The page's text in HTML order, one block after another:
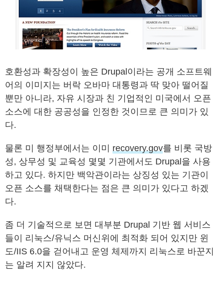
호환성과 확장성이 높은 Drupal이라는 공개 소프트웨
어의 이미지는 버락 오바마 대통령과 딱 맞아 떨어질
뿐만 아니라, 자유 시장과 친 기업적인 미국에서 오픈
소스에 대한 공공성을 인정한 것이므로 큰 의미가 있
다.
물론 미 행정부에서는 이미 recovery.gov를 비롯 국방
성, 상무성 및 교육성 몇몇 기관에서도 Drupal을 사용
하고 있다. 하지만 백악관이라는 상징성 있는 기관이
오픈 소스를 채택한다는 점은 큰 의미가 있다고 하겠
다.
좀 더 기술적으로 보면 대부분 Drupal 기반 웹 서비스
들이 리눅스/유닉스 머신위에 최적화 되어 있지만 윈
도/IIS 6.0을 걷어내고 운영 체제까지 리눅스로 바꾼지
는 알려 지지 않았다.